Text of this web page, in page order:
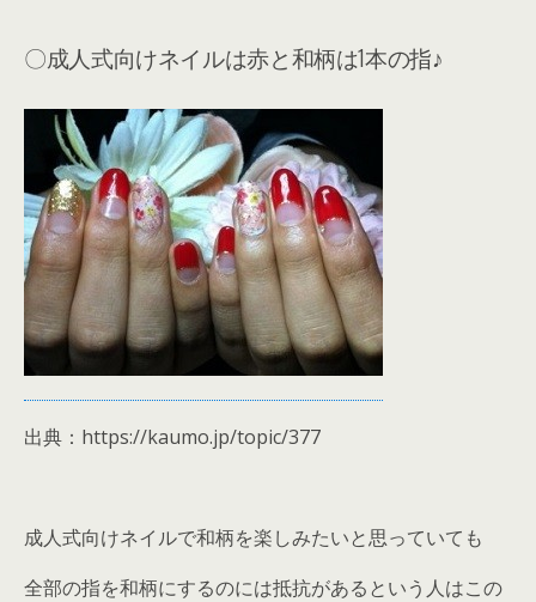
〇成人式向けネイルは赤と和柄は1本の指♪
出典：https://kaumo.jp/topic/377
成人式向けネイルで和柄を楽しみたいと思っていても
全部の指を和柄にするのには抵抗があるという人はこの